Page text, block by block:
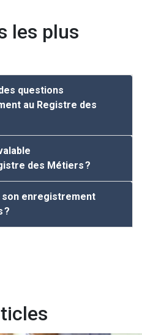
les plus
questions
au Registre des
des Métiers ?
enregistrement
?